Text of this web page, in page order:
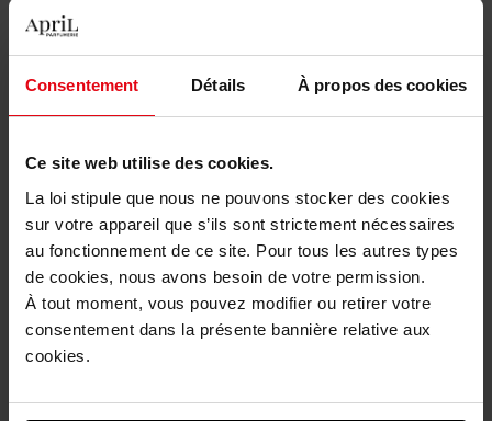
Consentement Détails À propos des cookies
Ce site web utilise des cookies.
La loi stipule que nous ne pouvons stocker des cookies
sur votre appareil que s’ils sont strictement nécessaires
au fonctionnement de ce site. Pour tous les autres types
de cookies, nous avons besoin de votre permission.
À tout moment, vous pouvez modifier ou retirer votre
consentement dans la présente bannière relative aux
cookies.
Livraison
Livraison gratuite à partir de 50€
Retour gratuit dans votre magasin
Description